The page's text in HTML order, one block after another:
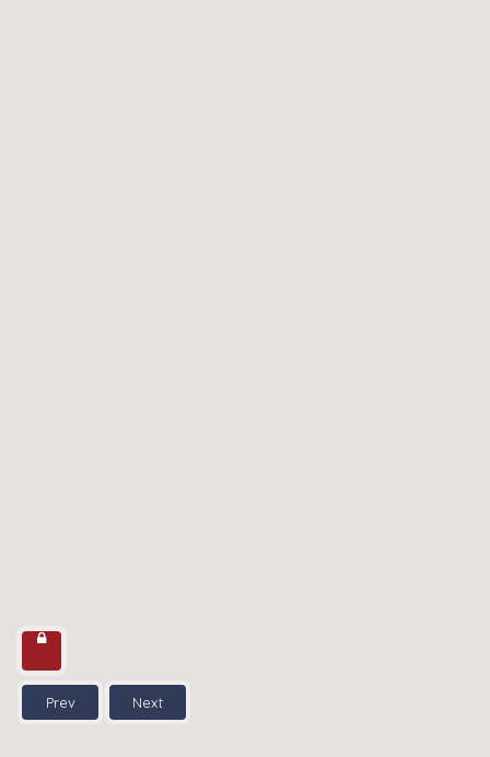
Prev Next